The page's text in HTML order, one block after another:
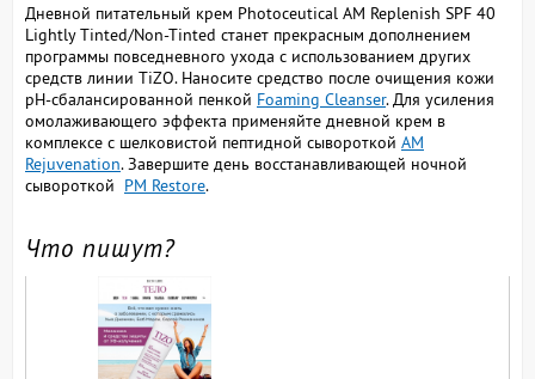
Дневной питательный крем Photoceutical AM Replenish SPF 40
Lightly Tinted/Non-Tinted станет прекрасным дополнением
программы повседневного ухода с использованием других
средств линии TiZO. Наносите средство после очищения кожи
pH-сбалансированной пенкой Foaming Cleanser. Для усиления
омолаживающего эффекта применяйте дневной крем в
комплексе с шелковистой пептидной сывороткой AM
Rejuvenation. Завершите день восстанавливающей ночной
сывороткой PM Restore.
Что пишут?